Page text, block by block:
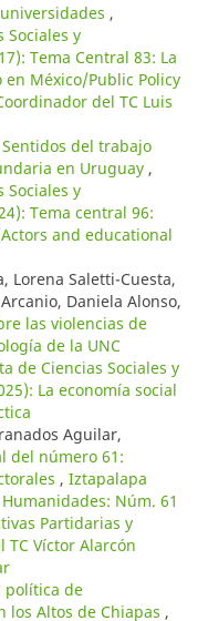
,
Sociales y
Tema Central 83: La
México/Public Policy
del TC Luis
Sentidos del trabajo
en Uruguay ,
Sociales y
Tema central 96:
and educational
Lorena Saletti-Cuesta,
Daniela Alonso,
las violencias de
de la UNC
de Ciencias Sociales y
La economía social
Aguilar,
del número 61:
, Iztapalapa
Núm. 61
Partidarias y
Víctor Alarcón
política de
los Altos de Chiapas ,